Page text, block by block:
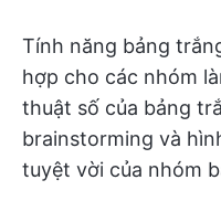
Tính năng bảng
hợp cho các nhóm
thuật số của bảng
brainstorming và
tuyệt vời của nhóm